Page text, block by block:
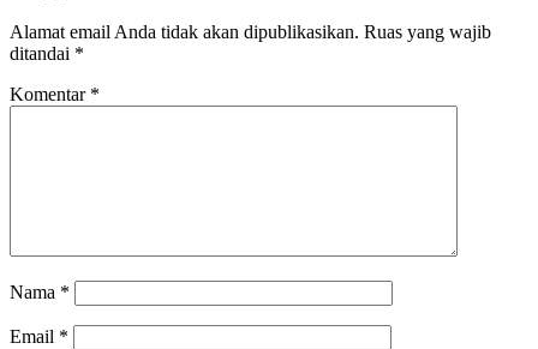
Alamat email Anda tidak akan dipublikasikan. Ruas yang wajib
ditandai *
Komentar *
Nama *
Email *